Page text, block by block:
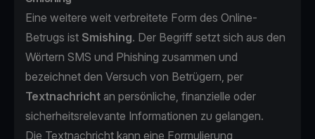
Eine weitere weit verbreitete Form des Online-
Betrugs ist Smishing. Der Begriff setzt sich aus den
Wörtern SMS und Phishing zusammen und
bezeichnet den Versuch von Betrügern, per
Textnachricht an persönliche, finanzielle oder
sicherheitsrelevante Informationen zu gelangen.
Die Textnachricht kann eine Formulierung